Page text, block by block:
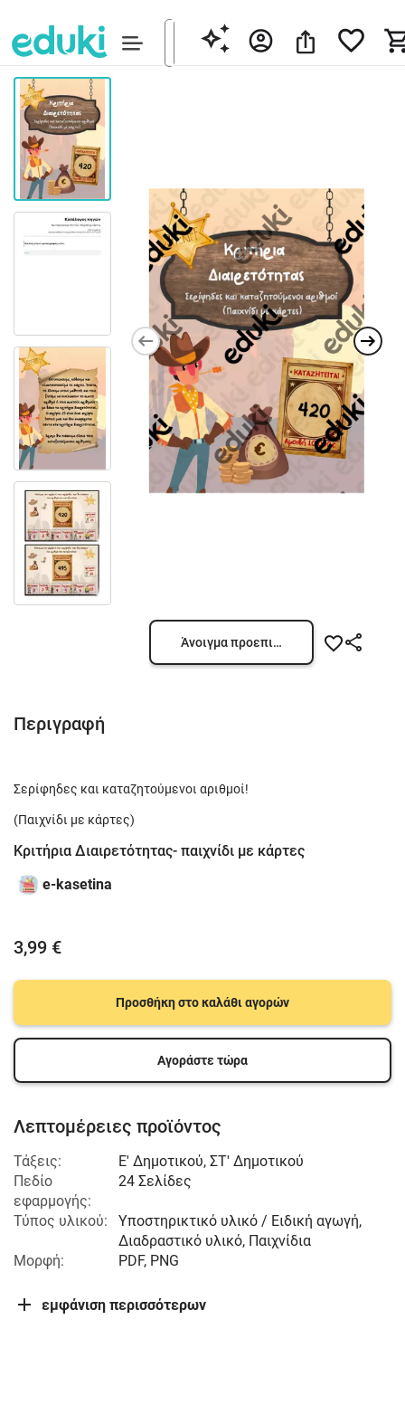
Άνοιγμα προεπισκόπησης
Περιγραφή
Σερίφηδες και καταζητούμενοι αριθμοί!
(Παιχνίδι με κάρτες)
Κριτήρια Διαιρετότητας- παιχνίδι με κάρτες
e-kasetina
3,99 €
Προσθήκη στο καλάθι αγορών
Αγοράστε τώρα
Λεπτομέρειες προϊόντος
Τάξεις: Ε' Δημοτικού, ΣΤ' Δημοτικού
Πεδίο
εφαρμογής:
24 Σελίδες
Τύπος υλικού:
Υποστηρικτικό υλικό / Ειδική αγωγή,
Διαδραστικό υλικό, Παιχνίδια
Μορφή:
PDF, PNG
εμφάνιση περισσότερων